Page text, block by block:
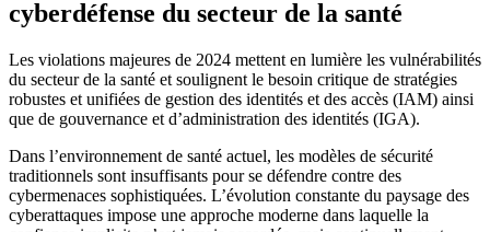
cyberdéfense du secteur de la santé
Les violations majeures de 2024 mettent en lumière les vulnérabilités
du secteur de la santé et soulignent le besoin critique de stratégies
robustes et unifiées de gestion des identités et des accès (IAM) ainsi
que de gouvernance et d’administration des identités (IGA).
Dans l’environnement de santé actuel, les modèles de sécurité
traditionnels sont insuffisants pour se défendre contre des
cybermenaces sophistiquées. L’évolution constante du paysage des
cyberattaques impose une approche moderne dans laquelle la